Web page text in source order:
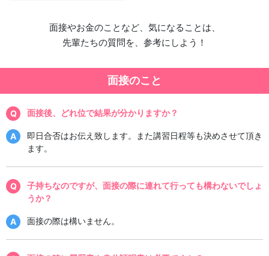
面接やお金のことなど、気になることは、
先輩たちの質問を、参考にしよう！
面接のこと
面接後、どれ位で結果が分かりますか？
即日合否はお伝え致します。また講習日程等も決めさせて頂き
ます。
子持ちなのですが、面接の際に連れて行っても構わないでしょ
うか？
面接の際は構いません。